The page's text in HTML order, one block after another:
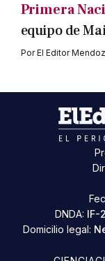
Primera
equipo de
PorEl Editor
DNDA: IF-
Domicilio legal: